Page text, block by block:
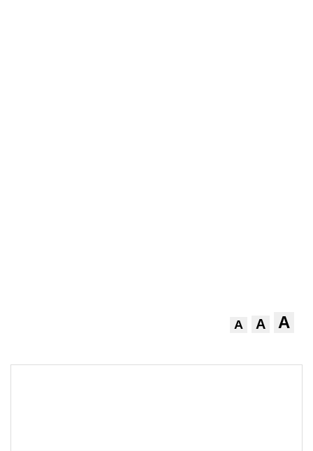
A A A